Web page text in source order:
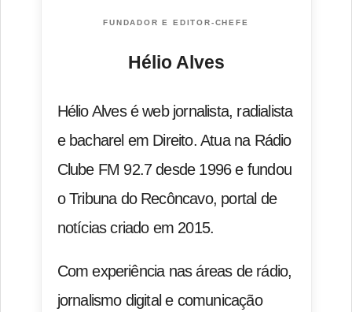
FUNDADOR E EDITOR-CHEFE
Hélio Alves
Hélio Alves é web jornalista, radialista
e bacharel em Direito. Atua na Rádio
Clube FM 92.7 desde 1996 e fundou
o Tribuna do Recôncavo, portal de
notícias criado em 2015.
Com experiência nas áreas de rádio,
jornalismo digital e comunicação